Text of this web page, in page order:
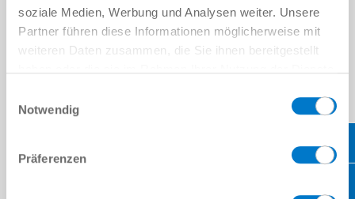
soziale Medien, Werbung und Analysen weiter. Unsere
Partner führen diese Informationen möglicherweise mit
weiteren Daten zusammen, die Sie ihnen bereitgestellt
Notwendig
Präferenzen
Comfort APPs